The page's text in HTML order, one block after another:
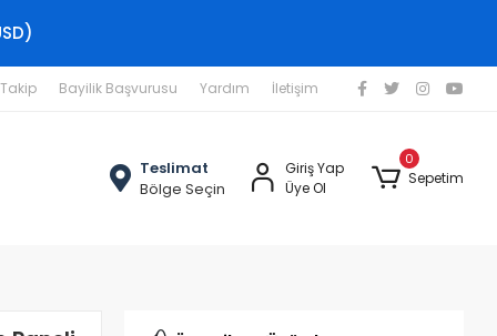
Bayilik Başvurusu Yardım İletişim
Teslimat
Bölge Seçin
Giriş Yap
Üye Ol
0
Sepetim